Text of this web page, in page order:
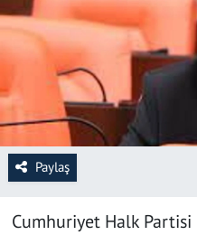
Paylaş
Cumhuriyet Halk
SAĞLIK
YAŞAM
KÜLTÜR SANAT
EĞİTİM